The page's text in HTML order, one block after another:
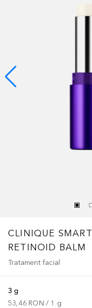
CLINIQUE SMART
RETINOID BALM
Tratament facial
3 g
53,46 RON / 1 g